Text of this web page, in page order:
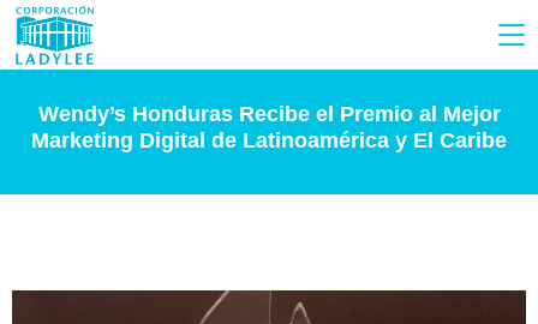
Wendy’s Honduras Recibe el Premio al Mejor
Marketing Digital de Latinoamérica y El Caribe